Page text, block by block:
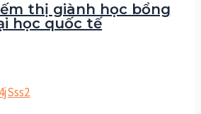
thị giành học bổng
học quốc tế